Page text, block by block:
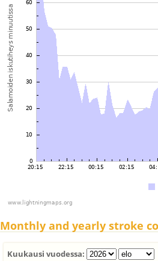
Monthly and yearly stroke
Kuukausi vuodessa: